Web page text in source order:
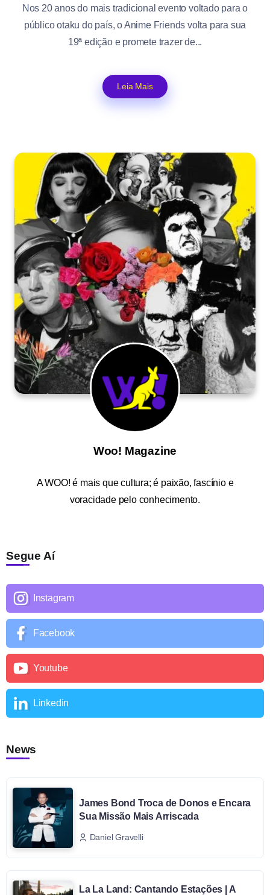
Nos 20 anos do mais tradicional evento voltado para o
público otaku do país, o Anime Friends volta para sua
19ª edição e promete trazer de...
Leia Mais
Woo! Magazine
AWOO! é mais que cultura; é paixão, fascínio e
voracidade pelo conhecimento.
Segue Aí
Instagram
Facebook
Youtube
Linkedin
News
James Bond Troca de Donos e Encara
Sua Missão Mais Arriscada
Daniel Gravelli
La La Land: Cantando Estações | A